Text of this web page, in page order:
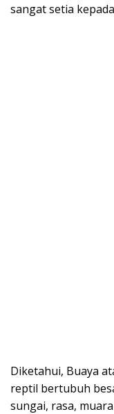
sangat setia
Diketahui, Buaya
reptil bertubuh
sungai, rasa,